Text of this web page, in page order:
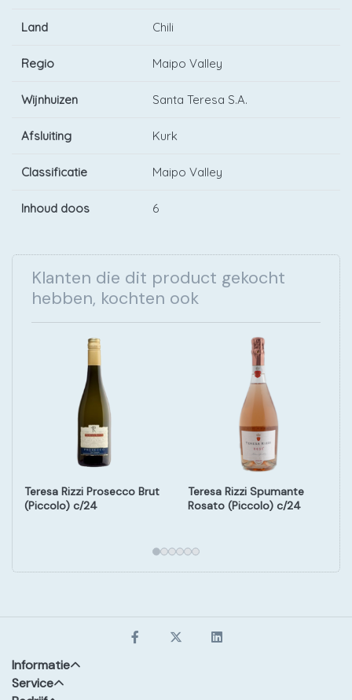
Land Chili
Regio Maipo Valley
Wijnhuizen Santa Teresa S.A.
Afsluiting Kurk
Classificatie Maipo Valley
Inhoud doos 6
Klanten die dit product gekocht
hebben, kochten ook
Teresa Rizzi Prosecco Brut
(Piccolo) c/24
Teresa Rizzi Spumante
Rosato (Piccolo) c/24
Informatie
Service